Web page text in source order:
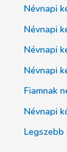
Névnapi
Névnapi
Névnapi
Névnapi
Fiamnak
Névnapi